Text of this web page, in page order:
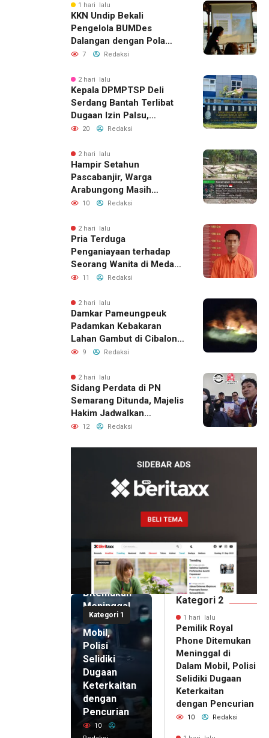
1 hari lalu
KKN Undip Bekali
Pengelola BUMDes
Dalangan dengan Pola
Pikir Inovatif
7 Redaksi
2 hari lalu
Kepala DPMPTSP Deli
Serdang Bantah Terlibat
Dugaan Izin Palsu,
Tegaskan Proses
Jalur Resmi
20 Redaksi
2 hari lalu
Hampir Setahun
Pascabanjir, Warga
Arabungong Masih
Menunggu Bantuan
10 Redaksi
2 hari lalu
Pria Terduga
Penganiayaan terhadap
Seorang Wanita di Medan
Ditangkap Polisi
11 Redaksi
2 hari lalu
Damkar Pameungpeuk
Padamkan Kebakaran
Lahan Gambut di Cibalong,
Permukiman Warga
9 Redaksi
2 hari lalu
Sidang Perdata di PN
Semarang Ditunda, Majelis
Hakim Jadwalkan
Pemanggilan Ulang BPR
12 Redaksi
Kategori 1
1 hari lalu
Pemilik
Royal
Phone
Ditemukan
Meninggal
di Dalam
Mobil,
Polisi
Selidiki
Dugaan
Keterkaitan
dengan
Pencurian
10
Kategori 2
1 hari lalu
Pemilik Royal
Phone Ditemukan
Meninggal di
Dalam Mobil, Polisi
Selidiki Dugaan
Keterkaitan
dengan Pencurian
10 Redaksi